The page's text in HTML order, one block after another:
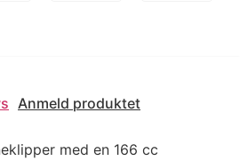
Anmeld produktet
med en 166 cc